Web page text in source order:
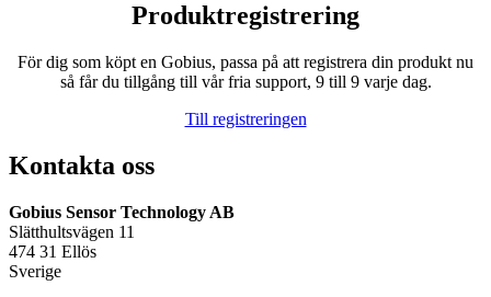
Produktregistrering
För dig som köpt en Gobius, passa på att registrera din produkt nu
så får du tillgång till vår fria support, 9 till 9 varje dag.
Till registreringen
Kontakta oss
Gobius Sensor Technology AB
Slätthultsvägen 11
474 31 Ellös
Sverige